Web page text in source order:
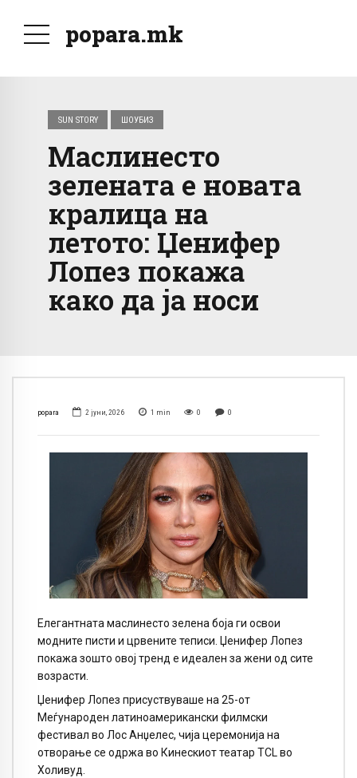
popara.mk
SUN STORY ШОУБИЗ
Маслинесто
зелената е новата
кралица на
летото: Џенифер
Лопез покажа
како да ја носи
popara 2 јуни, 2026 1 min 0 0
Елегантната маслинесто зелена боја ги освои
модните писти и црвените теписи. Џенифер Лопез
покажа зошто овој тренд е идеален за жени од сите
возрасти.
Џенифер Лопез присуствуваше на 25-от
Меѓународен латиноамерикански филмски
фестивал во Лос Анџелес, чија церемонија на
отворање се одржа во Кинескиот театар TCL во
Холивуд.